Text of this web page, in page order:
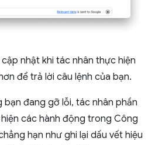
nhật khi tác nhân thực hiện
để trả lời câu lệnh của bạn.
bạn đang gỡ lỗi, tác nhân phần
các hành động trong Công
hạn như ghi lại dấu vết hiệu